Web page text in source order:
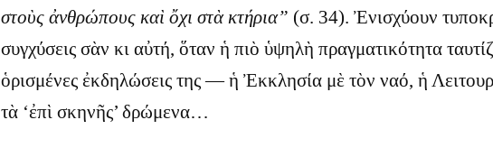
στοὺς ἀνθρώπους καὶ ὄχι στὰ κτήρια” (σ. 34). Ἐνισχύουν
συγχύσεις σὰν κι αὐτή, ὅταν ἡ πιὸ ὑψηλὴ πραγματικότητα
ὁρισμένες ἐκδηλώσεις της — ἡ Ἐκκλησία μὲ τὸν ναό, ἡ
τὰ ‘ἐπὶ σκηνῆς’ δρώμενα…